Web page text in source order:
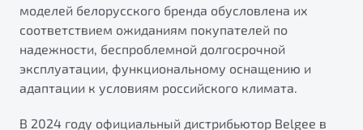
моделей белорусского бренда обусловлена их
соответствием ожиданиям покупателей по
надежности, беспроблемной долгосрочной
эксплуатации, функциональному оснащению и
адаптации к условиям российского климата.
В 2024 году официальный дистрибьютор Belgee в